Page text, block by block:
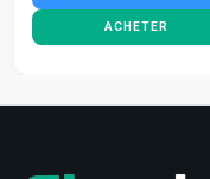
ACHETER